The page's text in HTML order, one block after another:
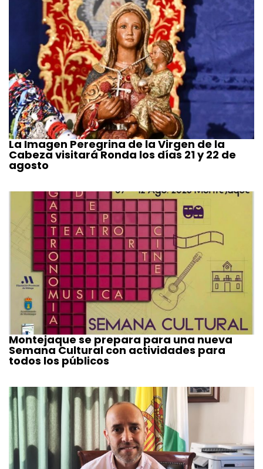
La Imagen Peregrina de la Virgen de la
Cabeza visitará Ronda los días 21 y 22 de
agosto
Montejaque se prepara para una nueva
Semana Cultural con actividades para
todos los públicos